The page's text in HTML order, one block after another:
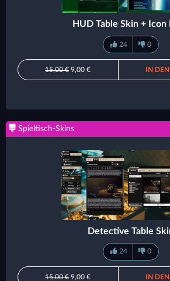
HUD Table Skin + Icon
24 0
15,00 €9,00 € IN
Spieltisch-Skins
Detective Table
24 0
15,00 €9,00 € IN